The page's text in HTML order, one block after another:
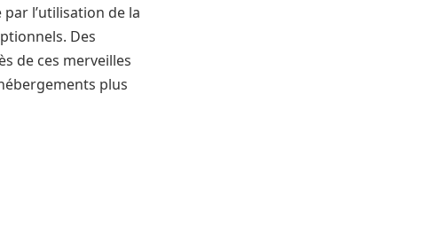
l’utilisation de la
Des
de ces merveilles
plus